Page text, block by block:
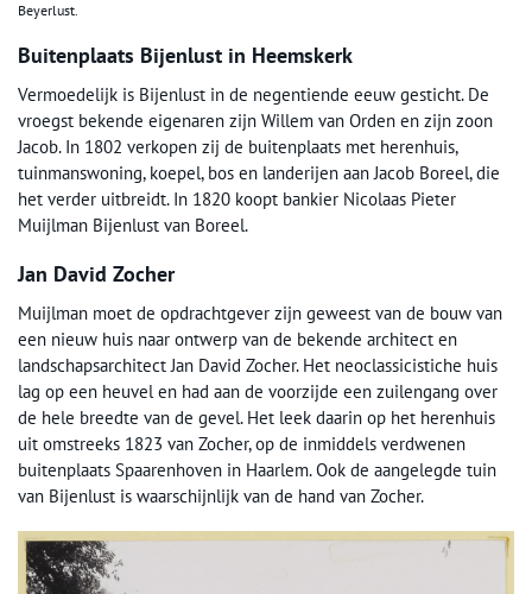
Beyerlust.
Buitenplaats Bijenlust in Heemskerk
Vermoedelijk is Bijenlust in de negentiende eeuw gesticht. De
vroegst bekende eigenaren zijn Willem van Orden en zijn zoon
Jacob. In 1802 verkopen zij de buitenplaats met herenhuis,
tuinmanswoning, koepel, bos en landerijen aan Jacob Boreel, die
het verder uitbreidt. In 1820 koopt bankier Nicolaas Pieter
Muijlman Bijenlust van Boreel.
Jan David Zocher
Muijlman moet de opdrachtgever zijn geweest van de bouw van
een nieuw huis naar ontwerp van de bekende architect en
landschapsarchitect Jan David Zocher. Het neoclassicistiche huis
lag op een heuvel en had aan de voorzijde een zuilengang over
de hele breedte van de gevel. Het leek daarin op het herenhuis
uit omstreeks 1823 van Zocher, op de inmiddels verdwenen
buitenplaats Spaarenhoven in Haarlem. Ook de aangelegde tuin
van Bijenlust is waarschijnlijk van de hand van Zocher.